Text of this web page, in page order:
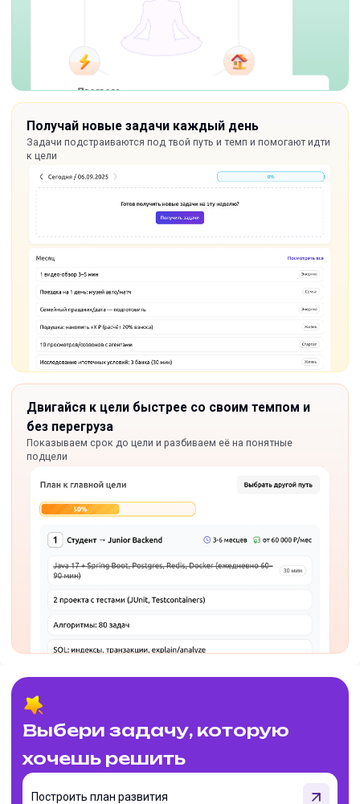
Получай новые задачи каждый день
Задачи подстраиваются под твой путь и темп и помогают идти
к цели
Двигайся к цели быстрее со своим темпом и
без перегруза
Показываем срок до цели и разбиваем её на понятные
подцели
Выбери задачу, которую
хочешь решить
Построить план развития